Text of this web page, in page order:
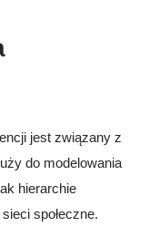
jest związany z
do modelowania
hierarchie
społeczne.